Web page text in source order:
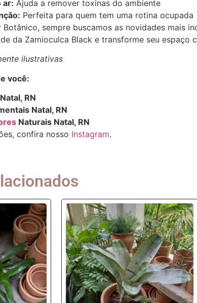
ar: Ajuda a remover toxinas do ambiente
Perfeita para quem tem uma rotina ocupada
Botânico, sempre buscamos as novidades mais
da Zamioculca Black e transforme seu espaço
ilustrativas
você:
RN
Natal, RN
Naturais Natal, RN
confira nosso Instagram.